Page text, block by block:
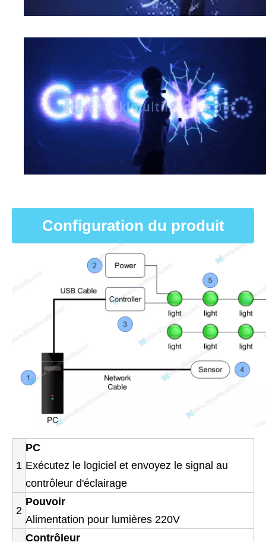
Configuration du produit
1
PC
Exécutez le logiciel et envoyez le signal au
contrôleur d'éclairage
2
Pouvoir
Alimentation pour lumières 220V
Contrôleur